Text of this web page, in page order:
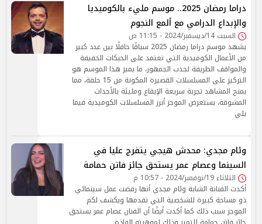
دراما رمضان 2025.. موسم مليء بالكوميديا
والإبداع الدرامي مع ألمع النجوم
السبت 14/ديسمبر/2024 - 11:15 ص
يشهد موسم دراما رمضان 2025 سباقًا حافلًا بين عدد كبير
من الأعمال الكوميدية التي تعتمد على الحبكات الخفيفة
والمواقف الطريفة لجذب الجمهور، ما يميز هذا الموسم هو
التركيز على المسلسلات القصيرة المكونة من 15 حلقة، مما
يمنح المشاهد تجربة سريعة الإيقاع ومليئة بالأحداث
المشوقة، يستعرض الموجز أبرز المسلسلات الكوميدية فيما
يلي
وئام مجدي: محدش هيجي يتفرج عليا في
السينما وعصام عمر يستحق جائز فاتن حمامة
الثلاثاء 19/نوفمبر/2024 - 10:57 م
أكدت الفنانة الشابة وئام مجدي أنها رفضت عمل سينمائي
ذو مساحة كبيرة للشخصية التي تقدمها ويكشف لكم
الموجز سبب ذلك كما أكدت أيضًا أن الفنان عصام عمر يستحق